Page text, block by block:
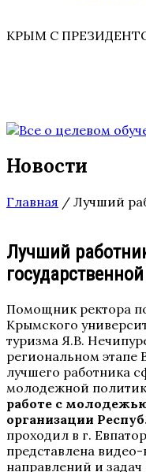
КРЫМ С
Новости
Главная / Лучший
Лучший
Помощник ректора
Крымского
туризма Я.В.
региональном этапе
лучшего работника
молодежной
работе с
организации
проходил в г.
представлена
направлений и